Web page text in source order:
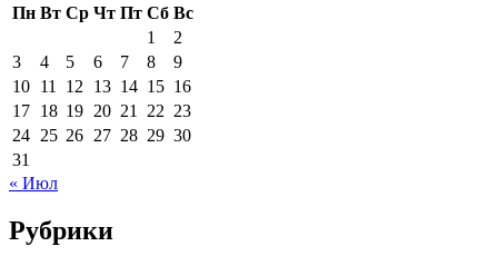
Пн Вт Ср Чт Пт Сб Вс
1
2
3
4 5 6 7 8
9
10 11 12 13 14 15 16
17 18 19 20 21 22 23
24 25 26 27 28 29 30
31
« Июл
Рубрики